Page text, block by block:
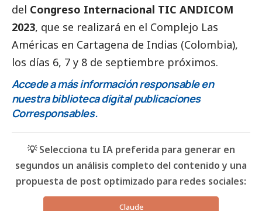
del Congreso Internacional TIC ANDICOM
2023, que se realizará en el Complejo Las
Américas en Cartagena de Indias (Colombia),
los días 6, 7 y 8 de septiembre próximos.
Accede a más información responsable en
nuestra biblioteca digitalpublicaciones
Corresponsables.
💡 Selecciona tu IA preferida para generar en
segundos un análisis completo del contenido y una
propuesta de post optimizado para redes sociales:
Claude